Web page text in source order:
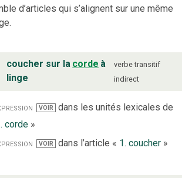
d’articles qui s’alignent sur une même
coucher sur la corde à
linge
verbe transitif
indirect
VOIR
dans les unités lexicales de
corde »
VOIR dans l’article « 1. coucher »